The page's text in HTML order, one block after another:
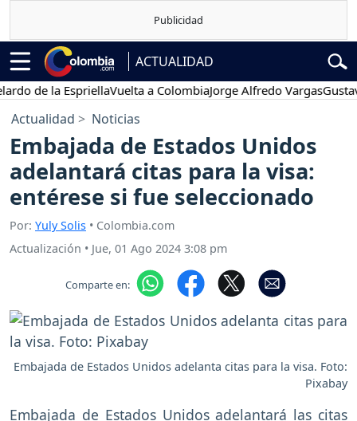
ACTUALIDAD
la EspriellaVuelta a ColombiaJorge Alfredo VargasGustavo
Actualidad Noticias
Embajada de Estados Unidos
adelantará citas para la visa:
entérese si fue seleccionado
Por: Yuly Solis • Colombia.com
Actualización • Jue, 01 Ago 2024 3:08 pm
Comparte en:
Embajada de Estados Unidos adelanta citas para la visa. Foto:
Pixabay
Embajada de Estados Unidos adelantará las citas